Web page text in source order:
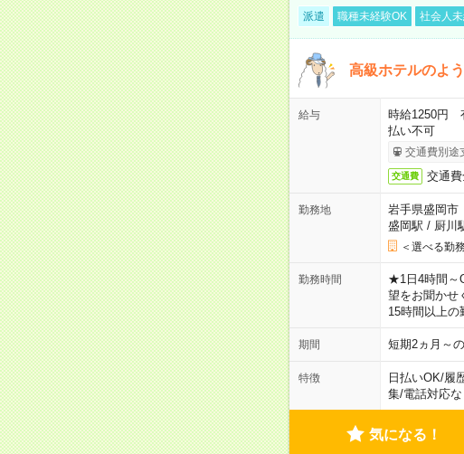
派遣 職種未経験OK 社会人
高級ホテルのよ
給与
時給1250円
払い不可
交通費別途
交通費 交通
勤務地
岩手県盛岡市
盛岡駅 / 厨川
＜選べる勤
勤務時間
★1日4時間～
望をお聞かせ
15時間以上の
期間 短期2ヵ月～
特徴 日払いOK/履
集/電話対応な
気になる！